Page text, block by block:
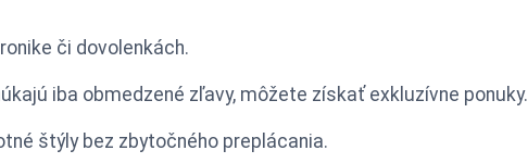
či dovolenkách.
iba obmedzené zľavy, môžete získať exkluzívne ponuky.
štýly bez zbytočného preplácania.